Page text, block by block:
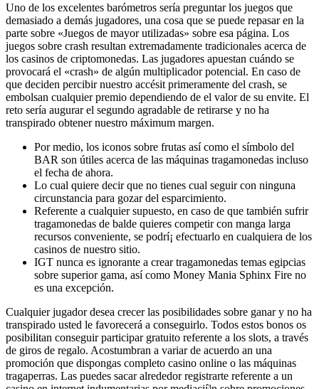
Uno de los excelentes barómetros serí­a preguntar los juegos que
demasiado a demás jugadores, una cosa que se puede repasar en la
parte sobre «Juegos de mayor utilizadas» sobre esa página. Los
juegos sobre crash resultan extremadamente tradicionales acerca de
los casinos de criptomonedas. Las jugadores apuestan cuándo se
provocará el «crash» de algún multiplicador potencial. En caso de
que deciden percibir nuestro accésit primeramente del crash, se
embolsan cualquier premio dependiendo de el valor de su envite. El
reto serí­a augurar el segundo agradable de retirarse y no ha
transpirado obtener nuestro máximum margen.
Por medio, los iconos sobre frutas así­ como el símbolo del
BAR son útiles acerca de las máquinas tragamonedas incluso
el fecha de ahora.
Lo cual quiere decir que no tienes cual seguir con ninguna
circunstancia para gozar del esparcimiento.
Referente a cualquier supuesto, en caso de que también sufrir
tragamonedas de balde quieres competir con manga larga
recursos conveniente, se podrí¡ efectuarlo en cualquiera de los
casinos de nuestro sitio.
IGT nunca es ignorante a crear tragamonedas temas egipcias
sobre superior gama, así­ como Money Mania Sphinx Fire no
es una excepción.
Cualquier jugador desea crecer las posibilidades sobre ganar y no ha
transpirado usted le favorecerá a conseguirlo. Todos estos bonos os
posibilitan conseguir participar gratuito referente a los slots, a través
de giros de regalo. Acostumbran a variar de acuerdo an una
promoción que dispongas completo casino online o las máquinas
tragaperras. Las puedes sacar alrededor registrarte referente a un